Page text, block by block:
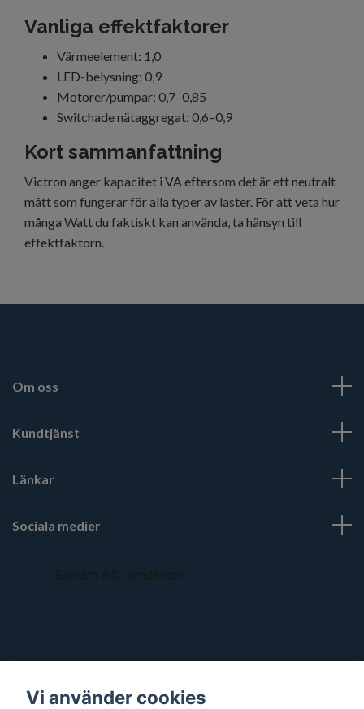
Vanliga effektfaktorer
Värmeelement: 1,0
LED-belysning: 0,9
Motorer/pumpar: 0,7–0,85
Switchade nätaggregat: 0,6–0,9
Kort sammanfattning
Victron anger kapacitet i VA eftersom det är ett neutralt
mått som fungerar för alla typer av laster. För att veta hur
många Watt du faktiskt kan använda, ta hänsyn till
effektfaktorn.
Om oss
Kundtjänst
Länkar
Sociala medier
Vi använder cookies